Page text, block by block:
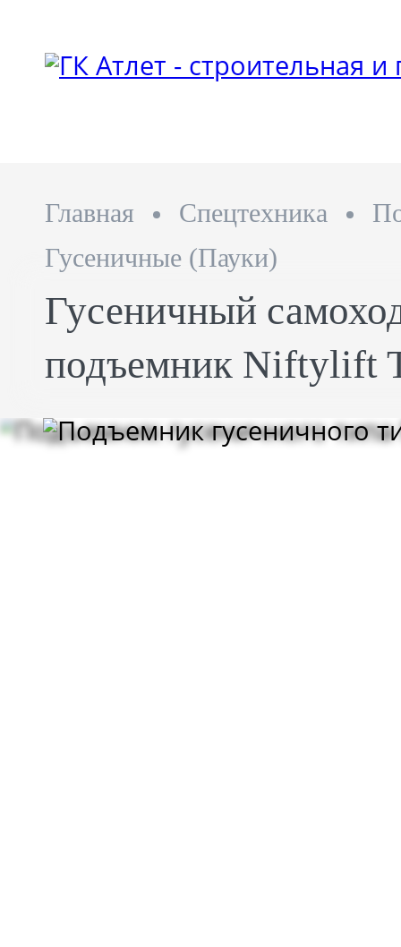
Главная Спецтехника
Гусеничные (Пауки)
Гусеничный
подъемник Niftylift